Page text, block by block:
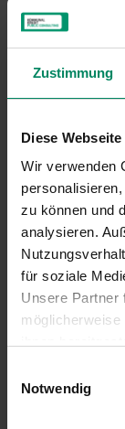
Zustimmung
Diese
Wir verwenden
zu können und
analysieren.
für soziale
Unsere Partner
Notwendig
De-